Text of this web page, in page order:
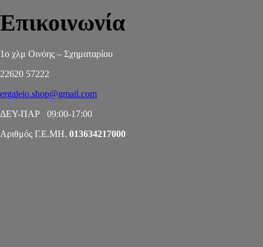
Επικοινωνία
1ο χλμ Οινόης – Σχηματαρίου
22620 57222
ergaleio.shop@gmail.com
ΔΕΥ-ΠΑΡ 09:00-17:00
Αριθμός Γ.Ε.ΜΗ. 013634217000